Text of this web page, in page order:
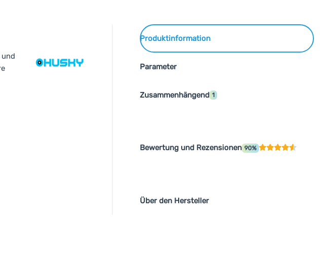
Produktinformation
Parameter
Zusammenhängend 1
Bewertung und Rezensionen 90%
Über den Hersteller